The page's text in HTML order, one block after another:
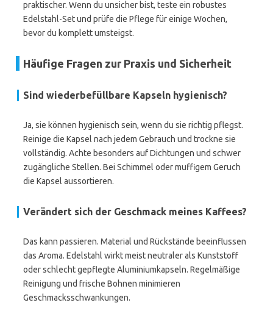
praktischer. Wenn du unsicher bist, teste ein robustes
Edelstahl-Set und prüfe die Pflege für einige Wochen,
bevor du komplett umsteigst.
Häufige Fragen zur Praxis und Sicherheit
Sind wiederbefüllbare Kapseln hygienisch?
Ja, sie können hygienisch sein, wenn du sie richtig pflegst.
Reinige die Kapsel nach jedem Gebrauch und trockne sie
vollständig. Achte besonders auf Dichtungen und schwer
zugängliche Stellen. Bei Schimmel oder muffigem Geruch
die Kapsel aussortieren.
Verändert sich der Geschmack meines Kaffees?
Das kann passieren. Material und Rückstände beeinflussen
das Aroma. Edelstahl wirkt meist neutraler als Kunststoff
oder schlecht gepflegte Aluminiumkapseln. Regelmäßige
Reinigung und frische Bohnen minimieren
Geschmacksschwankungen.